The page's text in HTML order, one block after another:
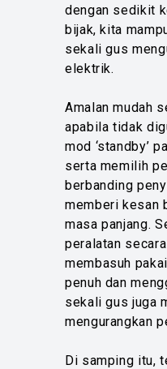
dengan sedikit
bijak, kita
sekali gus
elektrik.
Amalan mudah
apabila tidak
mod ‘standby’
serta memilih
berbanding
memberi kesan
masa panjang.
peralatan
membasuh
penuh dan
sekali gus juga
mengurangkan
Di samping itu,